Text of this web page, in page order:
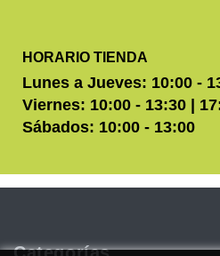
HORARIO TIENDA
Lunes a Jueves: 10:00 -
Viernes: 10:00 - 13:30 |
Sábados: 10:00 - 13:00